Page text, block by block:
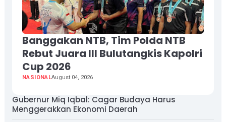
Banggakan NTB, Tim Polda NTB
Rebut Juara III Bulutangkis Kapolri
Cup 2026
NASIONALAugust 04, 2026
Gubernur Miq Iqbal: Cagar Budaya Harus
Menggerakkan Ekonomi Daerah